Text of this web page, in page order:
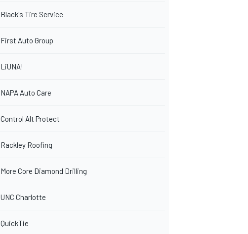
Black's Tire Service
First Auto Group
LiUNA!
NAPA Auto Care
Control Alt Protect
Rackley Roofing
More Core Diamond Drilling
UNC Charlotte
QuickTie